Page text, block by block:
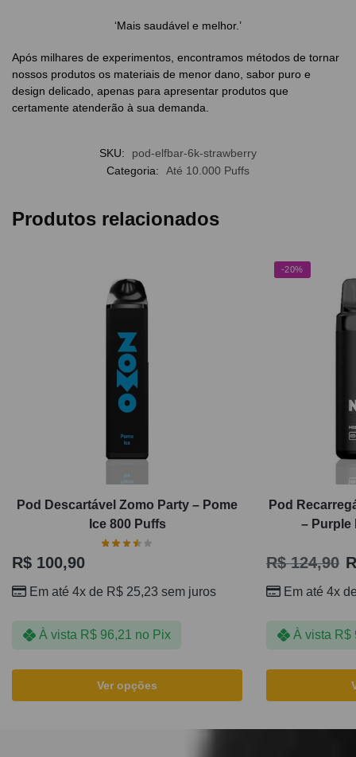
‘Mais saudável e melhor.’
Após milhares de experimentos, encontramos métodos de tornar
nossos produtos os materiais de menor dano, sabor puro e
design delicado, apenas para apresentar produtos que
certamente atenderão à sua demanda.
SKU:
pod-elfbar-6k-strawberry
Categoria:
Até 10.000 Puffs
Produtos relacionados
Pod Descartável Zomo Party – Pome
Ice 800 Puffs
R$ 100,90
Em até 4x de R$ 25,23 sem juros
À vista R$96,21 no Pix
Ver opções
-20%
Pod
– Purple
R$124,90
Em até 4x
À vista R$